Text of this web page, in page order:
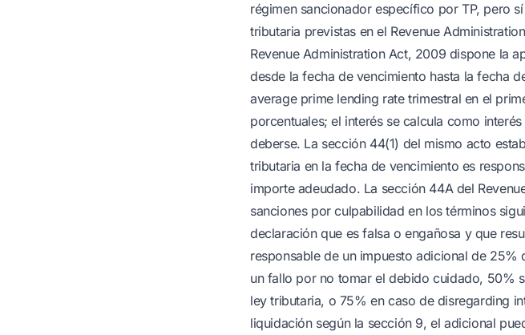
régimen sancionador específico por TP, pero
tributaria previstas en el Revenue
Revenue Administration Act, 2009 dispone la
desde la fecha de vencimiento hasta la fecha
average prime lending rate trimestral en el
porcentuales; el interés se calcula como
deberse. La sección 44(1) del mismo acto
tributaria en la fecha de vencimiento es
importe adeudado. La sección 44A del
sanciones por culpabilidad en los términos
declaración que es falsa o engañosa y que
responsable de un impuesto adicional de
un fallo por no tomar el debido cuidado, 50%
ley tributaria, o 75% en caso de disregarding
liquidación según la sección 9, el adicional